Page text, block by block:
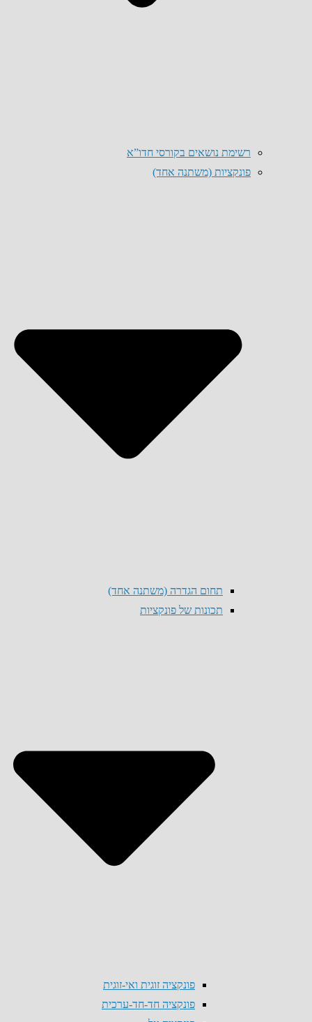
רשימת נושאים בקורסי חדו”א
פונקציות (משתנה אחד)
תחום הגדרה (משתנה אחד)
תכונות של פונקציות
פונקציה זוגית ואי-זוגית
פונקציה חד-חד-ערכית